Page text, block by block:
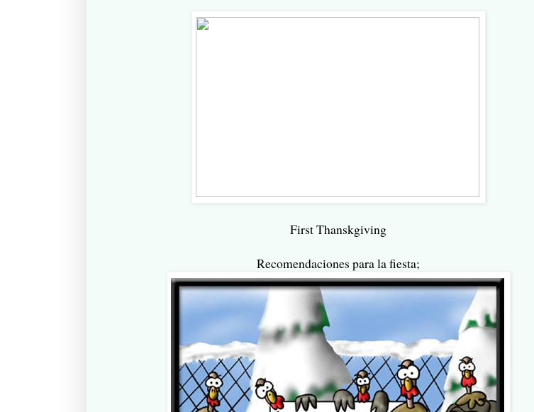
First Thanskgiving
Recomendaciones para la fiesta;